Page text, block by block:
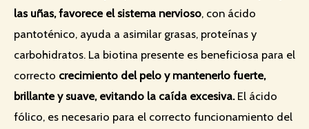
las uñas, favorece el sistema nervioso, con ácido
pantoténico, ayuda a asimilar grasas, proteínas y
carbohidratos. La biotina presente es beneficiosa para el
correcto crecimiento del pelo y mantenerlo fuerte,
brillante y suave, evitando la caída excesiva.El ácido
fólico, es necesario para el correcto funcionamiento del